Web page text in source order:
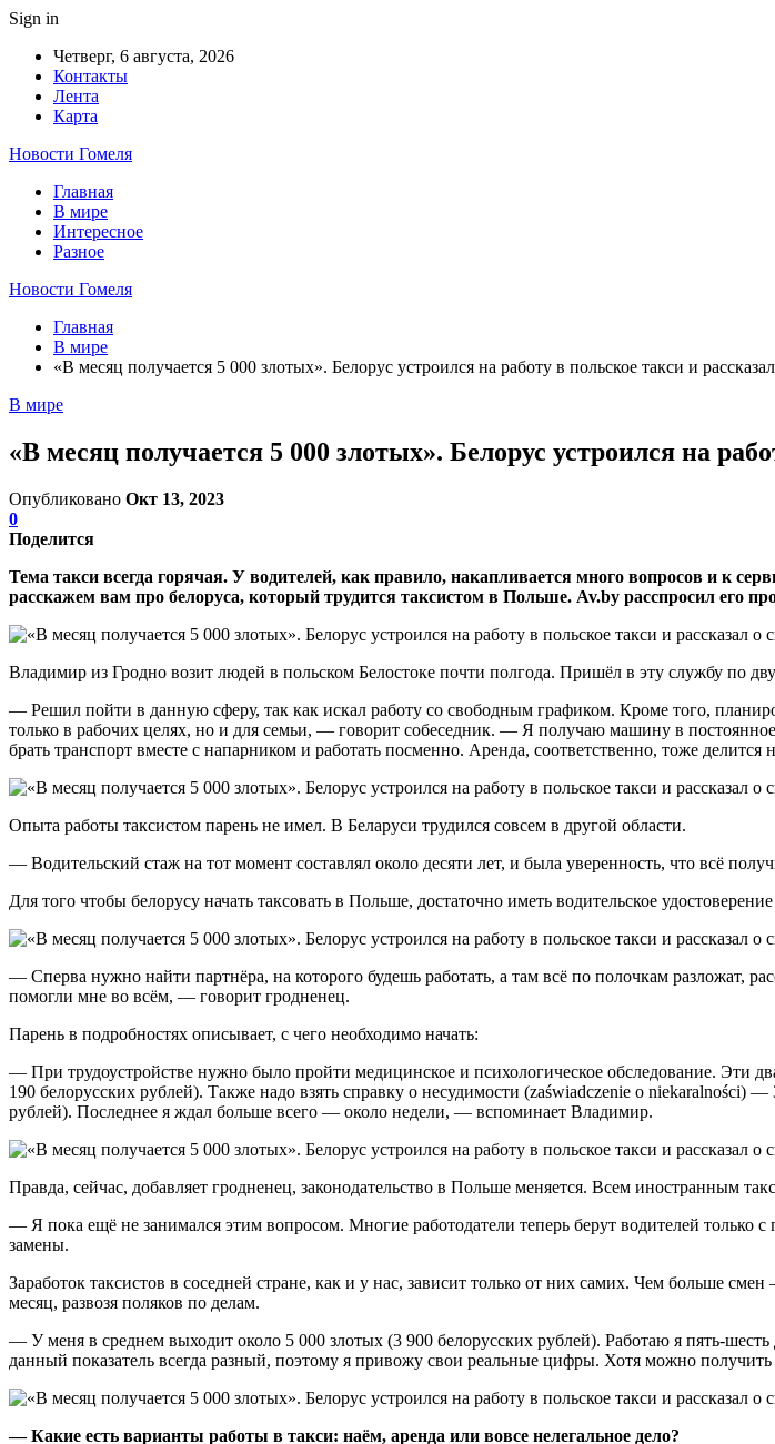
Sign in
Четверг, 6 августа, 2026
Контакты
Лента
Карта
Новости Гомеля
Главная
В мире
Интересное
Разное
Новости Гомеля
Главная
В мире
«В месяц получается 5 000 злотых». Белорус устроился на работу в польское такси и
В мире
«В месяц получается 5 000 злотых». Белорус устроился на
Опубликовано Окт 13, 2023
0
Поделится
Тема такси всегда горячая. У водителей, как правило, накапливается много вопросов и к
расскажем вам про белоруса, который трудится таксистом в Польше. Av.by расспросил его
Владимир из Гродно возит людей в польском Белостоке почти полгода. Пришёл в эту службу по
— Решил пойти в данную сферу, так как искал работу со свободным графиком. Кроме того,
только в рабочих целях, но и для семьи, — говорит собеседник. — Я получаю машину в
брать транспорт вместе с напарником и работать посменно. Аренда, соответственно, тоже делится
Опыта работы таксистом парень не имел. В Беларуси трудился совсем в другой области.
— Водительский стаж на тот момент составлял около десяти лет, и была уверенность, что всё
Для того чтобы белорусу начать таксовать в Польше, достаточно иметь водительское
— Сперва нужно найти партнёра, на которого будешь работать, а там всё по полочкам разложат,
помогли мне во всём, — говорит гродненец.
Парень в подробностях описывает, с чего необходимо начать:
— При трудоустройстве нужно было пройти медицинское и психологическое обследование. Эти
190 белорусских рублей). Также надо взять справку о несудимости (zaświadczenie o
рублей). Последнее я ждал больше всего — около недели, — вспоминает Владимир.
Правда, сейчас, добавляет гродненец, законодательство в Польше меняется. Всем иностранным
— Я пока ещё не занимался этим вопросом. Многие работодатели теперь берут водителей только
замены.
Заработок таксистов в соседней стране, как и у нас, зависит только от них самих. Чем больше
месяц, развозя поляков по делам.
— У меня в среднем выходит около 5 000 злотых (3 900 белорусских рублей). Работаю я пять-
данный показатель всегда разный, поэтому я привожу свои реальные цифры. Хотя можно
— Какие есть варианты работы в такси: наём, аренда или вовсе нелегальное дело?